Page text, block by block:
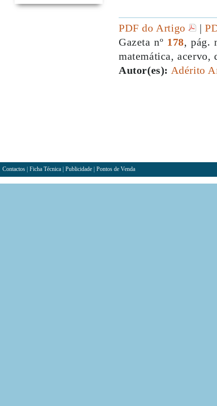
PDF do Artigo |
Gazeta nº 178, pág.
matemática, acervo,
Autor(es): Adérito
Contactos Ficha Técnica Publicidade Pontos de Venda